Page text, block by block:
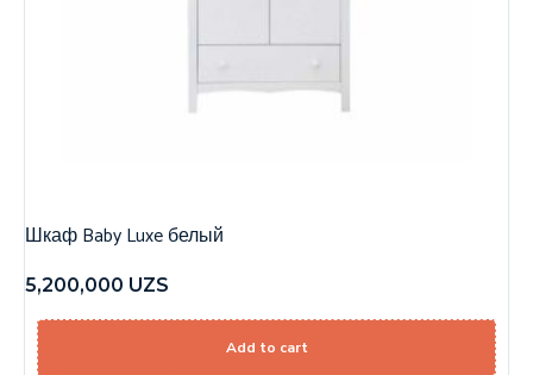
Шкаф Baby Luxe белый
5,200,000 UZS
Add to cart